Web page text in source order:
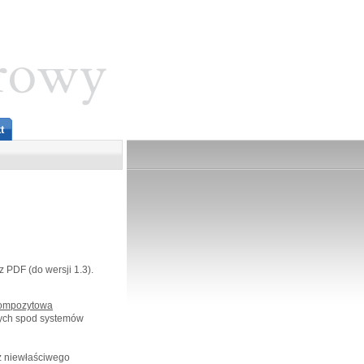
PDF (do wersji 1.3).
spod systemów